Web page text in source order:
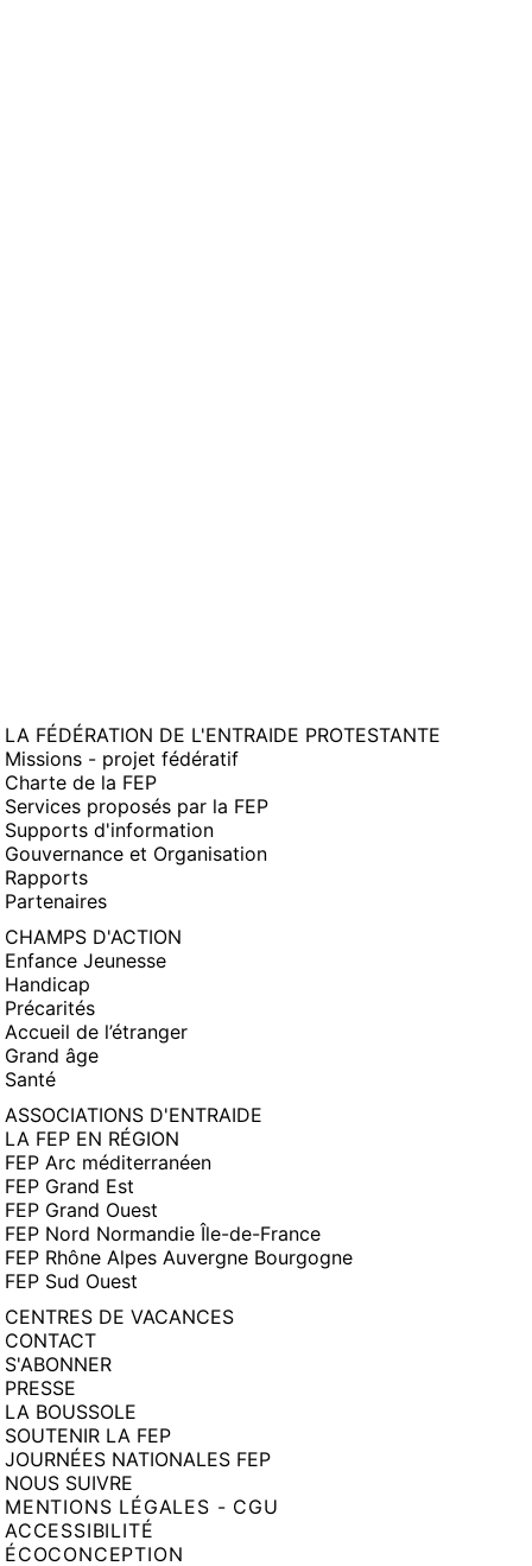
LA FÉDÉRATION DE L'ENTRAIDE PROTESTANTE
Missions - projet fédératif
Charte de la FEP
Services proposés par la FEP
Supports d'information
Gouvernance et Organisation
Rapports
Partenaires
CHAMPS D'ACTION
Enfance Jeunesse
Handicap
Précarités
Accueil de l’étranger
Grand âge
Santé
ASSOCIATIONS D'ENTRAIDE
LA FEP EN RÉGION
FEP Arc méditerranéen
FEP Grand Est
FEP Grand Ouest
FEP Nord Normandie Île-de-France
FEP Rhône Alpes Auvergne Bourgogne
FEP Sud Ouest
CENTRES DE VACANCES
CONTACT
S'ABONNER
PRESSE
LA BOUSSOLE
SOUTENIR LA FEP
JOURNÉES NATIONALES FEP
NOUS SUIVRE
MENTIONS LÉGALES - CGU
ACCESSIBILITÉ
ÉCOCONCEPTION